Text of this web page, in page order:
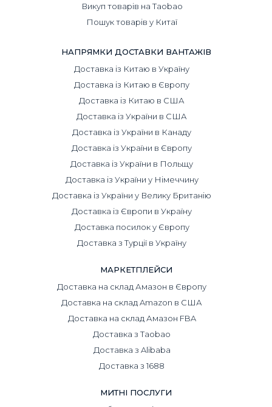
Викуп товарів на Taobao
Пошук товарів у Китаї
НАПРЯМКИ ДОСТАВКИ ВАНТАЖІВ
Доставка із Китаю в Україну
Доставка із Китаю в Європу
Доставка із Китаю в США
Доставка із України в США
Доставка із України в Канаду
Доставка із України в Європу
Доставка із України в Польщу
Доставка із України у Німеччину
Доставка із України у Велику Британію
Доставка із Європи в Україну
Доставка посилок у Європу
Доставка з Турції в Україну
МАРКЕТПЛЕЙСИ
Доставка на склад Амазон в Європу
Доставка на склад Amazon в США
Доставка на склад Амазон FBA
Доставка з Taobao
Доставка з Alibaba
Доставка з 1688
МИТНІ ПОСЛУГИ